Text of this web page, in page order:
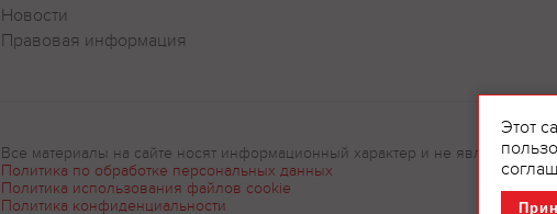
Новости
Правовая информация
Все материалы на сайте носят информационный характер и не являются
Политика по обработке персональных данных
Политика использования файлов cookie
Политика конфиденциальности
Этот